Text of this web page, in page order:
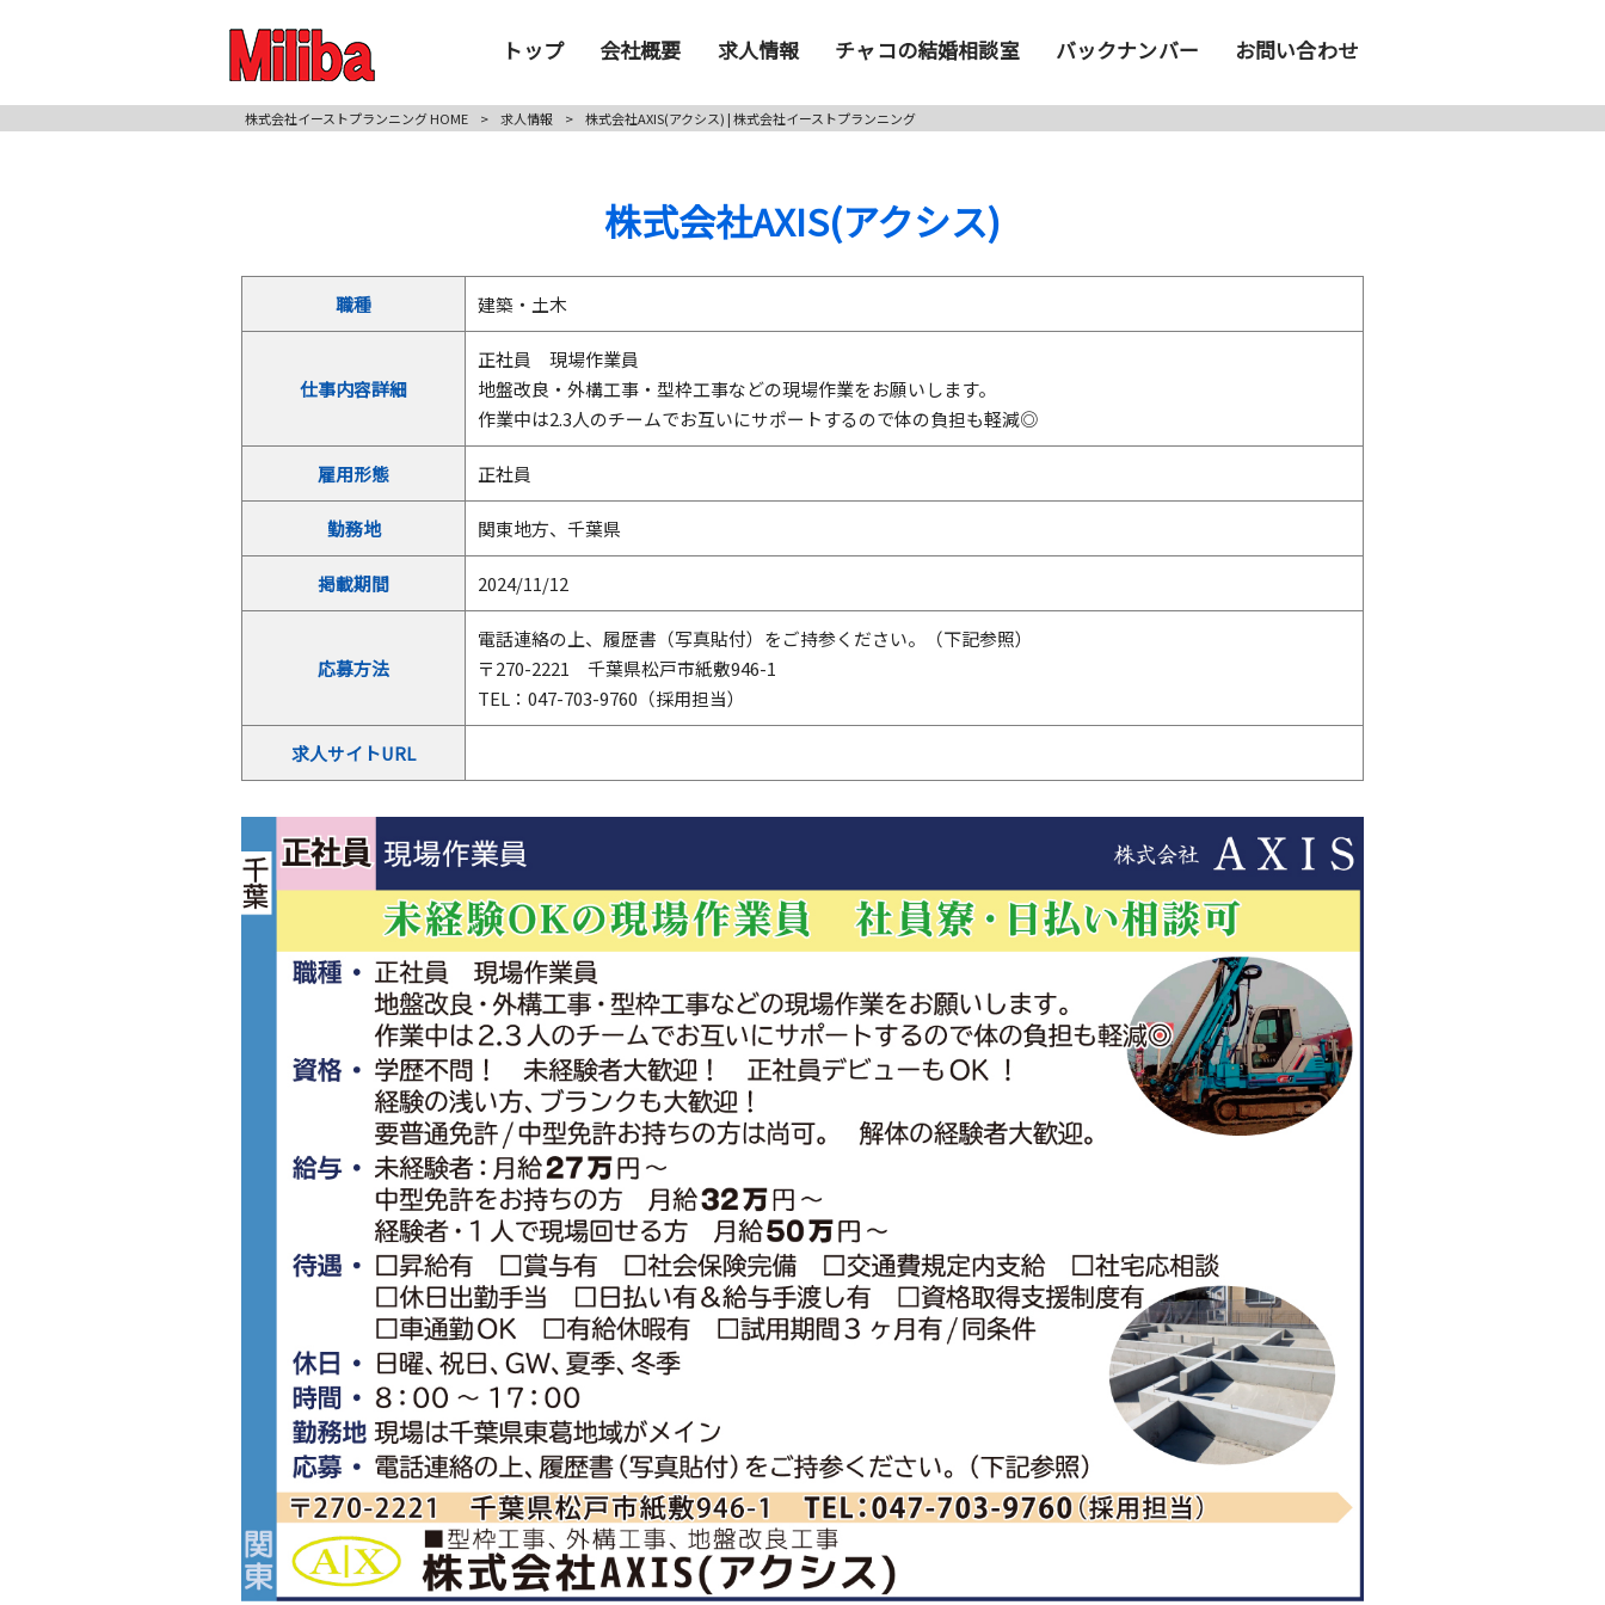
トップ 会社概要 求人情報 チャコの結婚相談室 バックナンバー お問い合わせ
株式会社イーストプランニング HOME > 求人情報 > 株式会社AXIS(アクシス) | 株式会社イーストプランニング
株式会社AXIS(アクシス)
職種 建築・土木
仕事内容詳細
正社員 現場作業員
地盤改良・外構工事・型枠工事などの現場作業をお願いします。
作業中は2.3人のチームでお互いにサポートするので体の負担も軽減◎
雇用形態 正社員
勤務地 関東地方、千葉県
掲載期間 2024/11/12
応募方法
電話連絡の上、履歴書（写真貼付）をご持参ください。（下記参照）
〒270-2221 千葉県松戸市紙敷946-1
TEL：047-703-9760（採用担当）
求人サイトURL